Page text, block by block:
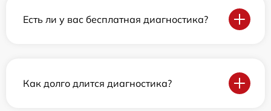
Есть ли у вас бесплатная диагностика?
Как долго длится диагностика?